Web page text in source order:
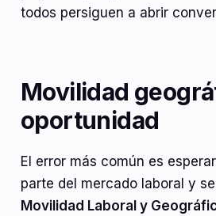
todos persiguen a abrir
Movilidad
oportunidad
El error más común es
parte del mercado laboral y
Movilidad Laboral y